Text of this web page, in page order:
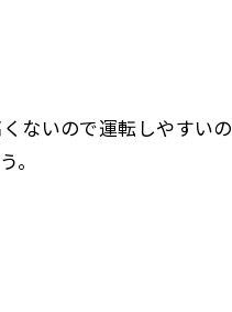
ないので運転しやすいの
。